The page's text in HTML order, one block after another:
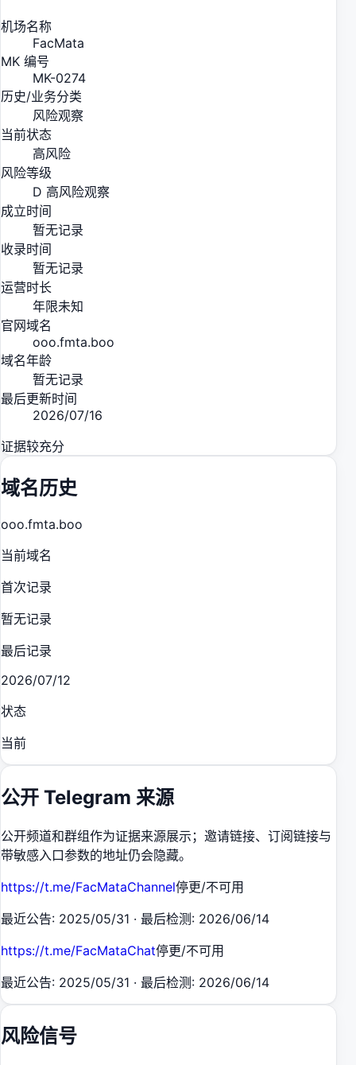
机场名称
FacMata
MK 编号
MK-0274
历史/业务分类
风险观察
当前状态
高风险
风险等级
D 高风险观察
成立时间
暂无记录
收录时间
暂无记录
运营时长
年限未知
官网域名
ooo.fmta.boo
域名年龄
暂无记录
最后更新时间
2026/07/16
证据较充分
域名历史
ooo.fmta.boo
当前域名
首次记录
暂无记录
最后记录
2026/07/12
状态
当前
公开 Telegram 来源
公开频道和群组作为证据来源展示；邀请链接、订阅链接与
带敏感入口参数的地址仍会隐藏。
https://t.me/FacMataChannel停更/不可用
最近公告: 2025/05/31 · 最后检测: 2026/06/14
https://t.me/FacMataChat停更/不可用
最近公告: 2025/05/31 · 最后检测: 2026/06/14
风险信号